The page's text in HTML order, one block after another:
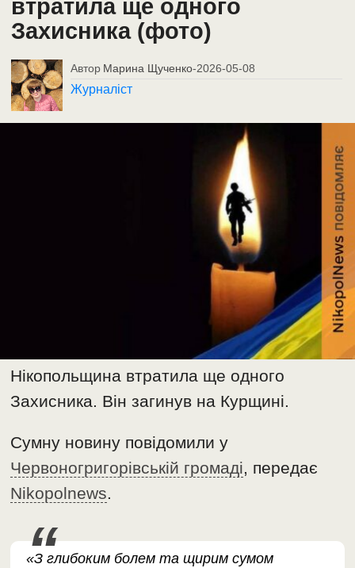
втратила ще одного
Захисника (фото)
Автор Марина Щученко-2026-05-08
Журналіст
Нікопольщина втратила ще одного
Захисника. Він загинув на Курщині.
Сумну новину повідомили у
Червоногригорівській громаді, передає
Nikopolnews.
«З глибоким болем та щирим сумом